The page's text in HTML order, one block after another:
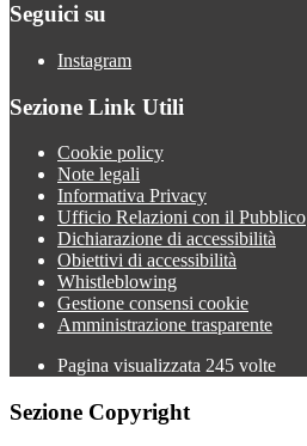
Seguici su
Instagram
Sezione Link Utili
Cookie policy
Note legali
Informativa Privacy
Ufficio Relazioni con il Pubblico
Dichiarazione di accessibilità
Obiettivi di accessibilità
Whistleblowing
Gestione consensi cookie
Amministrazione trasparente
Pagina visualizzata 245 volte
Sezione Copyright